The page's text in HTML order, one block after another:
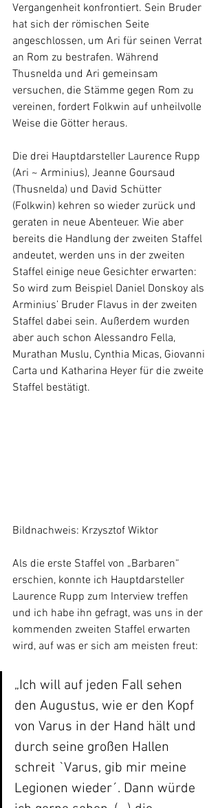
Vergangenheit konfrontiert. Sein Bruder
hat sich der römischen Seite
angeschlossen, um Ari für seinen Verrat
an Rom zu bestrafen. Während
Thusnelda und Ari gemeinsam
versuchen, die Stämme gegen Rom zu
vereinen, fordert Folkwin auf unheilvolle
Weise die Götter heraus.
Die drei Hauptdarsteller Laurence Rupp
(Ari ~ Arminius), Jeanne Goursaud
(Thusnelda) und David Schütter
(Folkwin) kehren so wieder zurück und
geraten in neue Abenteuer. Wie aber
bereits die Handlung der zweiten Staffel
andeutet, werden uns in der zweiten
Staffel einige neue Gesichter erwarten:
So wird zum Beispiel Daniel Donskoy als
Arminius’ Bruder Flavus in der zweiten
Staffel dabei sein. Außerdem wurden
aber auch schon Alessandro Fella,
Murathan Muslu, Cynthia Micas, Giovanni
Carta und Katharina Heyer für die zweite
Staffel bestätigt.
Bildnachweis: Krzysztof Wiktor
Als die erste Staffel von „Barbaren“
erschien, konnte ich Hauptdarsteller
Laurence Rupp zum Interview treffen
und ich habe ihn gefragt, was uns in der
kommenden zweiten Staffel erwarten
wird, auf was er sich am meisten freut:
„Ich will auf jeden Fall sehen
den Augustus, wie er den Kopf
von Varus in der Hand hält und
durch seine großen Hallen
schreit `Varus, gib mir meine
Legionen wieder´. Dann würde